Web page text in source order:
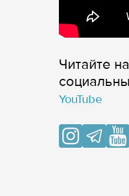
Читайте
YouTube